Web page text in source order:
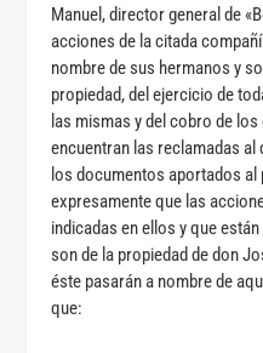
Manuel, director general de
acciones de la citada
nombre de sus hermanos y
propiedad, del ejercicio de
las mismas y del cobro de
encuentran las reclamadas al
los documentos aportados
expresamente que las
indicadas en ellos y que
son de la propiedad de don
éste pasarán a nombre de
que: